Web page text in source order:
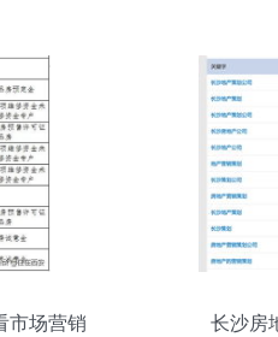
市场营销
长沙房